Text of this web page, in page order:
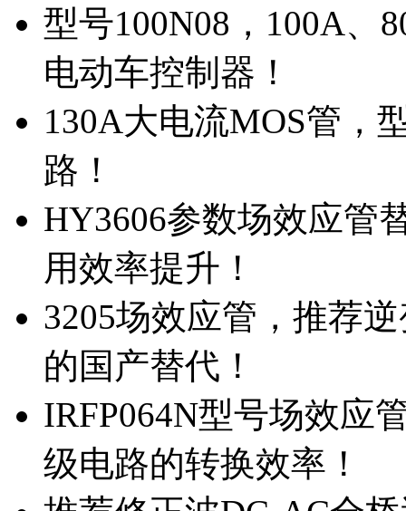
型号100N08，100A、
电动车控制器！
130A大电流MOS管，
路！
HY3606参数场效应管
用效率提升！
3205场效应管，推荐
的国产替代！
IRFP064N型号场效应
级电路的转换效率！